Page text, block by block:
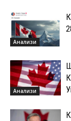
Анализи
Анализи